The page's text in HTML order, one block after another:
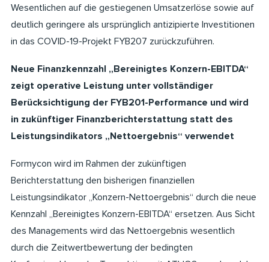
Wesentlichen auf die gestiegenen Umsatzerlöse sowie auf
deutlich geringere als ursprünglich antizipierte Investitionen
in das COVID-19-Projekt FYB207 zurückzuführen.
Neue Finanzkennzahl „Bereinigtes Konzern-EBITDA“
zeigt operative Leistung unter vollständiger
Berücksichtigung der FYB201-Performance und wird
in zukünftiger Finanzberichterstattung statt des
Leistungsindikators „Nettoergebnis“ verwendet
Formycon wird im Rahmen der zukünftigen
Berichterstattung den bisherigen finanziellen
Leistungsindikator „Konzern-Nettoergebnis“ durch die neue
Kennzahl „Bereinigtes Konzern-EBITDA“ ersetzen. Aus Sicht
des Managements wird das Nettoergebnis wesentlich
durch die Zeitwertbewertung der bedingten